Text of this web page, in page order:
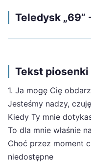
Teledysk „69”
Tekst piosenki
1. Ja mogę Cię
Jesteśmy nadzy,
Kiedy Ty mnie
To dla mnie właśnie
Choć przez moment
niedostępne